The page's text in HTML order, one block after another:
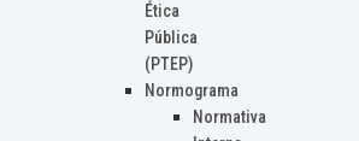
Ética
Pública
(PTEP)
Normograma
Normativa